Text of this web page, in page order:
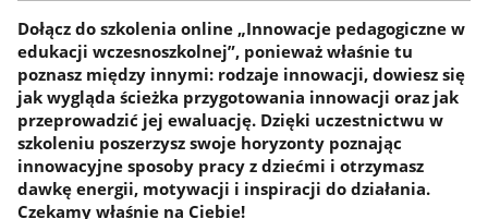
Dołącz do szkolenia online „Innowacje pedagogiczne w
edukacji wczesnoszkolnej”, ponieważ właśnie tu
poznasz między innymi: rodzaje innowacji, dowiesz się
jak wygląda ścieżka przygotowania innowacji oraz jak
przeprowadzić jej ewaluację. Dzięki uczestnictwu w
szkoleniu poszerzysz swoje horyzonty poznając
innowacyjne sposoby pracy z dziećmi i otrzymasz
dawkę energii, motywacji i inspiracji do działania.
Czekamy właśnie na Ciebie!